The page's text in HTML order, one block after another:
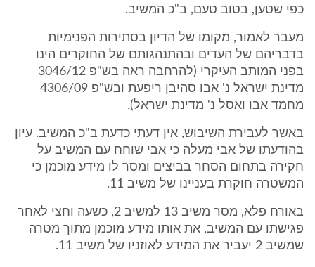
כפי שטען, בטוב טעם, ב"כ המשיב.
מעבר לאמור, מקומו של הדיון בסתירות הפנימיות
בדבריהם של העדים ובהתנהגותם של החוקרים הינו
בפני המותב העיקרי (להרחבה ראה בש"פ 3046/12
מדינת ישראל נ' אבו סהיבן ריפעת ובש"פ 4306/09
מחמד אבו ואסל נ' מדינת ישראל).
באשר לעבירת השיבוש, אין דעתי כדעת ב"כ המשיב. עיון
בהודעתו של אבי מעלה כי אבי שוחח עם המשיב על
חקירה בתחום הסחר בביצים ומסר לו מידע מוכמן כי
המשטרה חוקרת בעניינו של משיב 11.
באורח פלא, מסר משיב 13 למשיב 2, כשעה וחצי לאחר
פגישתו עם המשיב, את אותו מידע מוכמן מתוך מטרה
שמשיב 2 יעביר את המידע לאוזניו של משיב 11.